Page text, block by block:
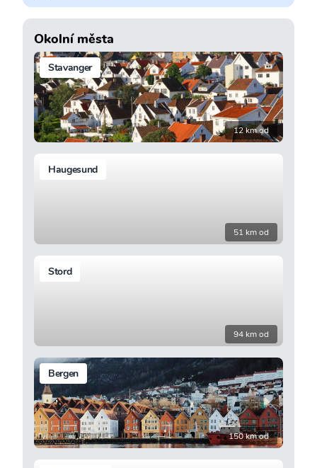
Okolní města
Stavanger
12 km od
Haugesund
51 km od
Stord
94 km od
Bergen
150 km od